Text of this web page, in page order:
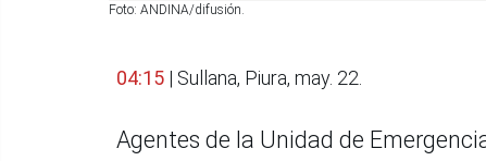
Foto: ANDINA/difusión.
04:15 | Sullana, Piura, may. 22.
Agentes de la Unidad de